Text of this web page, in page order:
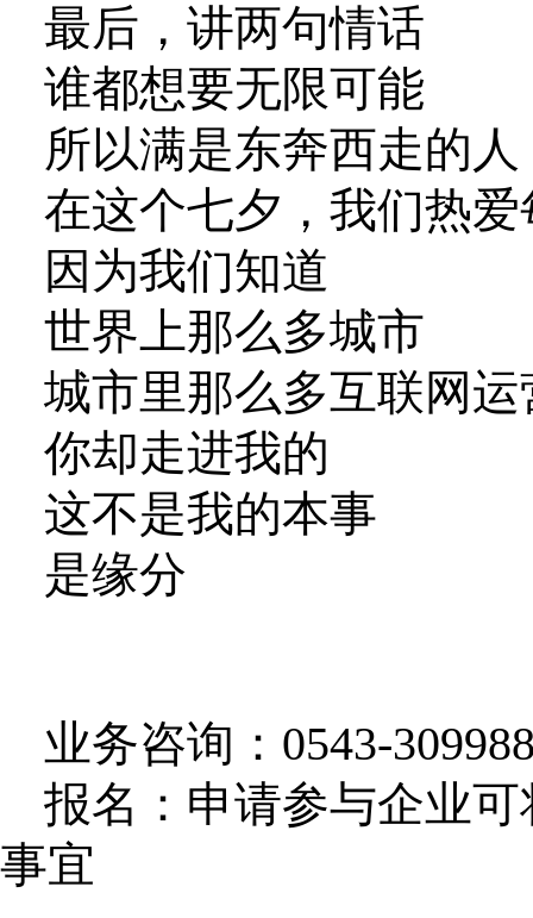
最后，讲两句情话
谁都想要无限可能
所以满是东奔西走的人
在这个七夕，我们热
因为我们知道
世界上那么多城市
城市里那么多互联网
你却走进我的
这不是我的本事
是缘分
业务咨询： 0543-
报名：申请参与企业
事宜